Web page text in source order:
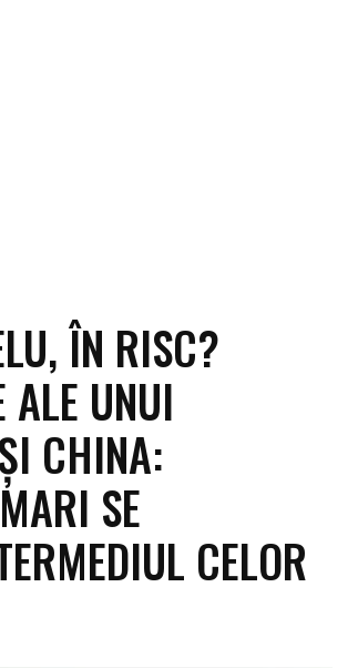
ÎN RISC?
ALE UNUI
CHINA:
SE
CELOR